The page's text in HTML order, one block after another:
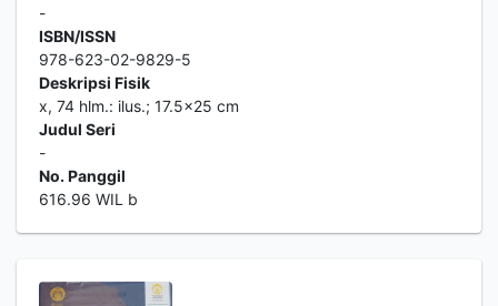
-
ISBN/ISSN
978-623-02-9829-5
Deskripsi Fisik
x, 74 hlm.: ilus.; 17.5x25 cm
Judul Seri
-
No. Panggil
616.96 WIL b